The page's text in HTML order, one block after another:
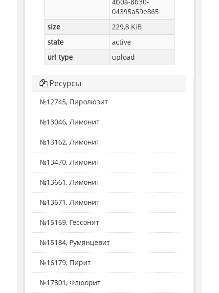
04395a59e865
size
229,8 KiB
state
active
url type
upload
Ресурсы
№12745, Пиролюзит
№13046, Лимонит
№13162, Лимонит
№13470, Лимонит
№13661, Лимонит
№13671, Лимонит
№15169, Гессонит
№15184, Румянцевит
№16179, Пирит
№17801, Флюорит